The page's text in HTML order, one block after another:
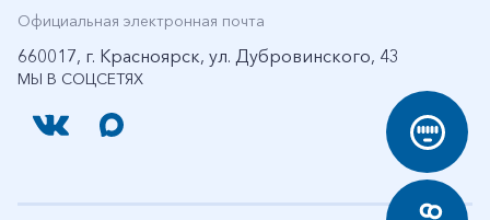
МЫ В СОЦСЕТЯХ
Официальная электронная почта
660017, г. Красноярск, ул. Дубровинского, 43